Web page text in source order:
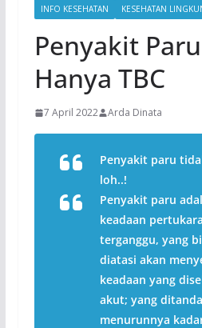
INFO KESEHATAN KESEHATAN
Penyakit
Hanya TBC
7 April 2022 Arda Dinata
Penyakit paru
loh..!
Penyakit paru
keadaan
terganggu, yang
diatasi akan
keadaan yang
akut; yang
menurunnya